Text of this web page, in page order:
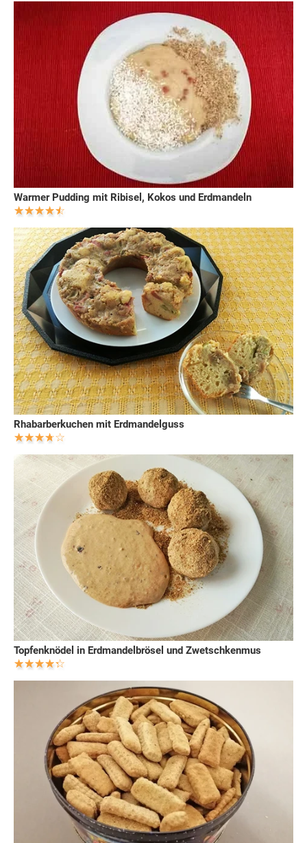
Warmer Pudding mit Ribisel, Kokos und Erdmandeln
Rhabarberkuchen mit Erdmandelguss
Topfenknödel in Erdmandelbrösel und Zwetschkenmus